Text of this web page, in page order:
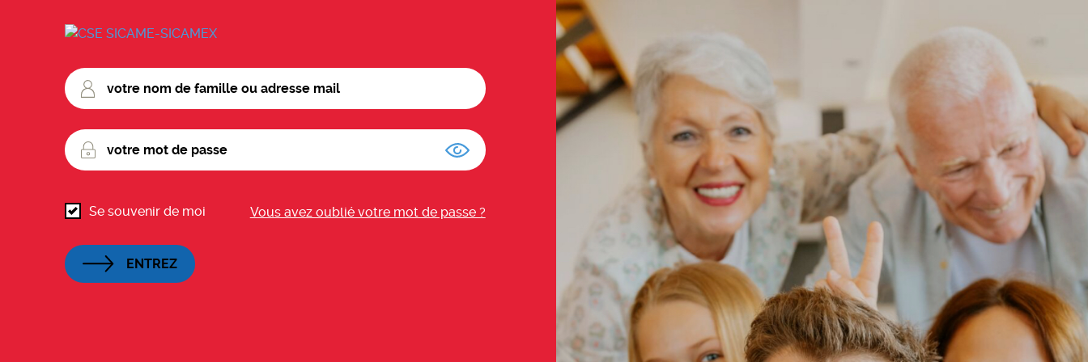
votre
nom
famille
ou
adresse
votre
mot
Se souvenir de moi
Vous avez oublié votre mot de passe ?
ENTREZ